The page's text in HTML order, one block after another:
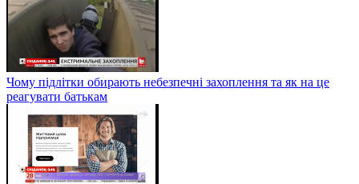
Чому підлітки обирають небезпечні захоплення та як на це
реагувати батькам